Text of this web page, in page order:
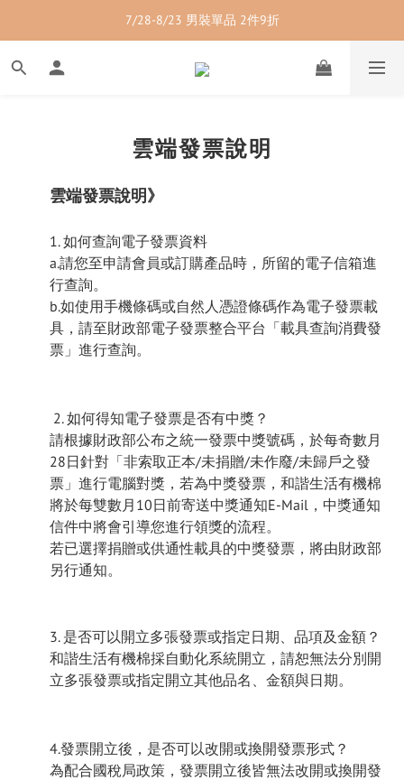
7/28-8/23 紳士內著 2件9折
7/28-8/23 男裝單品 2件9折
7/28-8/23 透氣配件 2件95折  3件88折
雲端發票說明
雲端發票說明》
1. 如何查詢電子發票資料
a.請您至申請會員或訂購產品時，所留的電子信箱進
行查詢。
b.如使用手機條碼或自然人憑證條碼作為電子發票載
具，請至財政部電子發票整合平台「載具查詢消費發
票」進行查詢。
2. 如何得知電子發票是否有中獎？
請根據財政部公布之統一發票中獎號碼，於每奇數月
28日針對「非索取正本/未捐贈/未作廢/未歸戶之發
票」進行電腦對獎，若為中獎發票，和諧生活有機棉
將於每雙數月10日前寄送中獎通知E-Mail，中獎通知
信件中將會引導您進行領獎的流程。
若已選擇捐贈或供通性載具的中獎發票，將由財政部
另行通知。
3. 是否可以開立多張發票或指定日期、品項及金額？
和諧生活有機棉採自動化系統開立，請恕無法分別開
立多張發票或指定開立其他品名、金額與日期。
4.發票開立後，是否可以改開或換開發票形式？
為配合國稅局政策，發票開立後皆無法改開或換開發